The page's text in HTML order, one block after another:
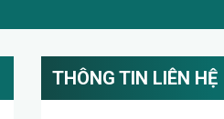
THÔNG TIN LIÊN HỆ